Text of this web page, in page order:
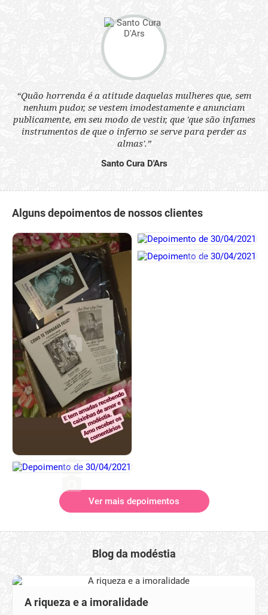
“Quão horrenda é a atitude daquelas mulheres que, sem
nenhum pudor, se vestem imodestamente e anunciam
publicamente, em seu modo de vestir, que 'que são infames
instrumentos de que o inferno se serve para perder as
almas'.”
Santo Cura D'Ars
Alguns depoimentos de nossos clientes
Ver mais depoimentos
Blog da modéstia
A riqueza e a imoralidade